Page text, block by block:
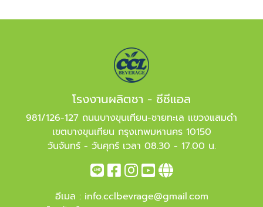
โรงงานผลิตชา - ซีซีแอล
981/126-127 ถนนบางขุนเทียน-ชายทะเล แขวงแสมดำ
เขตบางขุนเทียน กรุงเทพมหานคร 10150
วันจันทร์ - วันศุกร์ เวลา 08.30 - 17.00 น.
อีเมล : info.cclbevrage@gmail.com